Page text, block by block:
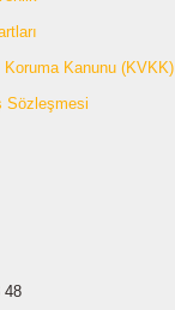
Koruma Kanunu (KVKK)
Sözleşmesi
48